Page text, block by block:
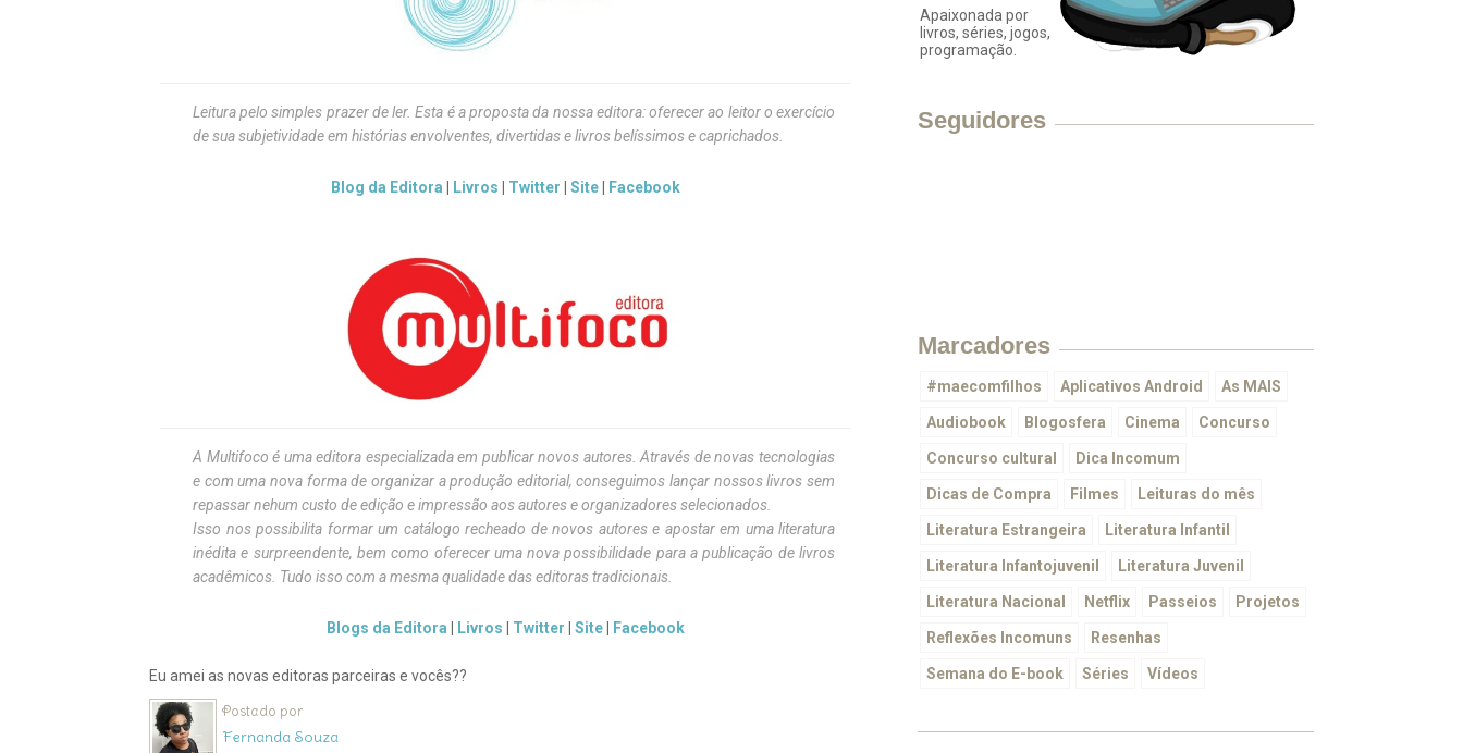
Leitura pelo simples prazer de ler. Esta é a proposta da nossa editora: oferecer ao leitor o exercício
de sua subjetividade em histórias envolventes, divertidas e livros belíssimos e caprichados.
Blog da Editora Livros Twitter Site Facebook
A Multifoco é uma editora especializada em publicar novos autores. Através de novas tecnologias
e com uma nova forma de organizar a produção editorial, conseguimos lançar nossos livros sem
repassar nehum custo de edição e impressão aos autores e organizadores selecionados.
Isso nos possibilita formar um catálogo recheado de novos autores e apostar em uma literatura
inédita e surpreendente, bem como oferecer uma nova possibilidade para a publicação de livros
acadêmicos. Tudo isso com a mesma qualidade das editoras tradicionais.
Blogs da Editora Livros Twitter Site Facebook
Eu amei as novas editoras parceiras e vocês??
Postado por
Fernanda Souza
Apaixonada por
livros, séries, jogos,
programação.
Seguidores
Marcadores
#maecomfilhos Aplicativos Android As MAIS
Audiobook Blogosfera Cinema Concurso
Concurso cultural Dica Incomum
Dicas de Compra Filmes Leituras do mês
Literatura Estrangeira Literatura Infantil
Literatura Infantojuvenil Literatura Juvenil
Literatura Nacional Netflix Passeios Projetos
Reflexões Incomuns Resenhas
Semana do E-book Séries Vídeos